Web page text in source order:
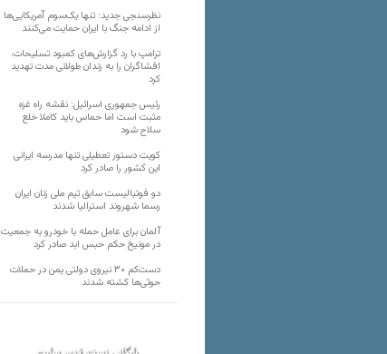
نظرسنجی جدید: تنها یک‌سوم آمریکایی‌ها
از ادامه جنگ با ایران حمایت می‌کنند
ترامپ با رد گزارش‌های کمبود تسلیحات،
افشاگران را به زندان طولانی مدت تهدید
کرد
رئیس‌ جمهوری اسرائیل: نقشه راه غزه
مثبت است اما حماس باید کاملا خلع
سلاح شود
کویت دستور تعطیلی تنها مدرسه ایرانی
این کشور را صادر کرد
دو فوتبالیست سابق تیم ملی زنان ایران
رسما شهروند استرالیا شدند
آلمان برای عامل حمله با خودرو به جمعیت
در مونیخ حکم حبس ابد صادر کرد
دست‌کم ۳۰ نیروی دولتی یمن در حملات
حوثی‌ها کشته شدند
بایگانی نسخه قدیم سایت